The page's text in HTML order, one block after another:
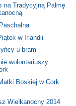
na Tradycyjną Palmę
w Irlandii
u bram
wolontariuszy
Boskiej w Cork
Wielkanocny 2014